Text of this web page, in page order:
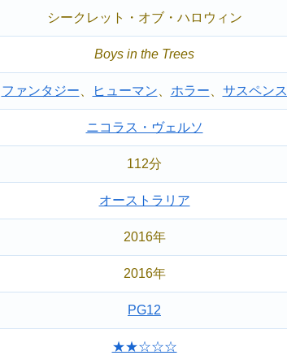
シークレット・オブ・ハロウィン
Boys in the Trees
ファンタジー ヒューマン ホラー サスペンス
ニコラス・ヴェルソ
112分
オーストラリア
2016年
2016年
PG12
★★☆☆☆